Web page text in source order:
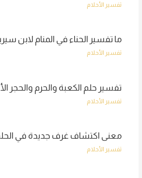
تفسير الأحلام
ما تفسير الحناء في المنام لابن
تفسير الأحلام
تفسير حلم الكعبة والحرم والحجر
تفسير الأحلام
معنى اكتشاف غرف جديدة في
تفسير الأحلام